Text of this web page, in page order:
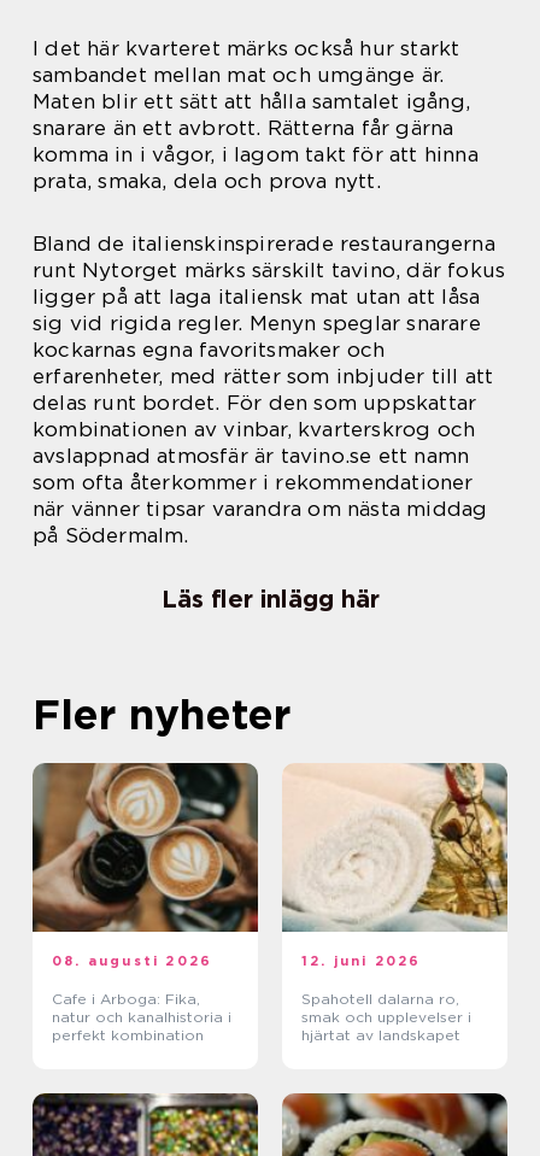
I det här kvarteret märks också hur starkt
sambandet mellan mat och umgänge är.
Maten blir ett sätt att hålla samtalet igång,
snarare än ett avbrott. Rätterna får gärna
komma in i vågor, i lagom takt för att hinna
prata, smaka, dela och prova nytt.
Bland de italienskinspirerade restaurangerna
runt Nytorget märks särskilt tavino, där fokus
ligger på att laga italiensk mat utan att låsa
sig vid rigida regler. Menyn speglar snarare
kockarnas egna favoritsmaker och
erfarenheter, med rätter som inbjuder till att
delas runt bordet. För den som uppskattar
kombinationen av vinbar, kvarterskrog och
avslappnad atmosfär är tavino.se ett namn
som ofta återkommer i rekommendationer
när vänner tipsar varandra om nästa middag
på Södermalm.
Läs fler inlägg här
Fler nyheter
08. augusti 2026
Cafe i Arboga: Fika,
natur och kanalhistoria i
perfekt kombination
12. juni 2026
Spahotell dalarna ro,
smak och upplevelser i
hjärtat av landskapet